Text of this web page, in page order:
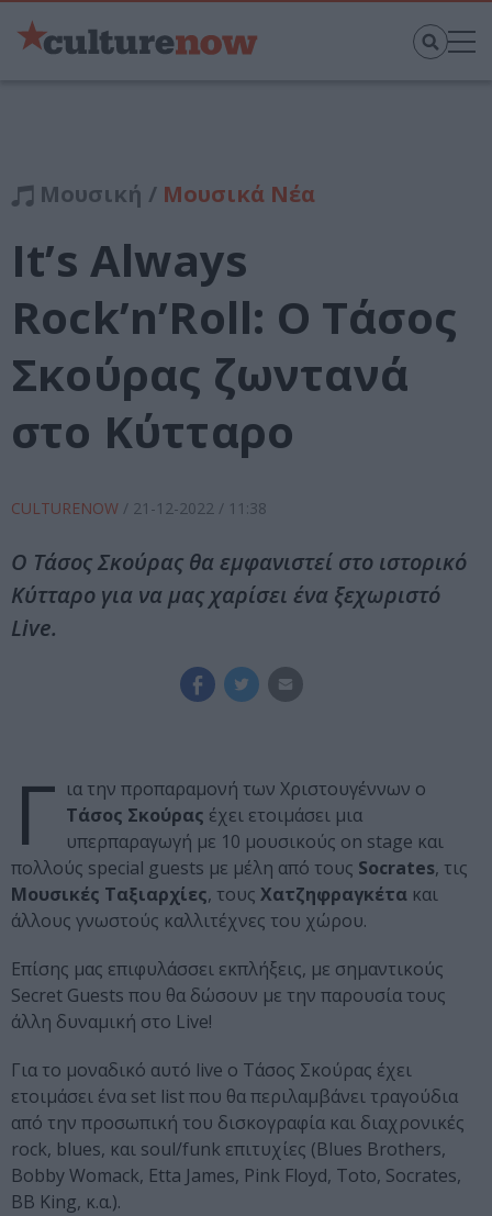
Μουσική / Μουσικά Νέα
It’s Always
Rock’n’Roll: Ο Τάσος
Σκούρας ζωντανά
στο Κύτταρο
CULTURENOW / 21-12-2022 / 11:38
Ο Τάσος Σκούρας θα εμφανιστεί στο ιστορικό
Κύτταρο για να μας χαρίσει ένα ξεχωριστό
Live.
Γ ια την προπαραμονή των Χριστουγέννων ο
Τάσος Σκούρας έχει ετοιμάσει μια
υπερπαραγωγή με 10 μουσικούς on stage και
πολλούς special guests με μέλη από τους Socrates, τις
Μουσικές Ταξιαρχίες, τους Χατζηφραγκέτα και
άλλους γνωστούς καλλιτέχνες του χώρου.
Επίσης μας επιφυλάσσει εκπλήξεις, με σημαντικούς
Secret Guests που θα δώσουν με την παρουσία τους
άλλη δυναμική στο Live!
Για το μοναδικό αυτό live o Τάσος Σκούρας έχει
ετοιμάσει ένα set list που θα περιλαμβάνει τραγούδια
από την προσωπική του δισκογραφία και διαχρονικές
rock, blues, και soul/funk επιτυχίες (Blues Brothers,
Bobby Womack, Etta James, Pink Floyd, Toto, Socrates,
BB King, κ.α.).